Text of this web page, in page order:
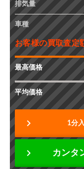
排気量
車種
お客様の買取査定
最高価格
平均価格
chevron_right 1分
chevron_right カンタ